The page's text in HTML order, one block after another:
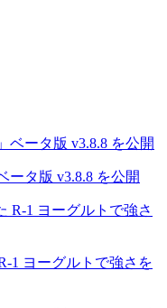
ータ版 v3.8.8 を公開
1 ヨーグルトで強さを